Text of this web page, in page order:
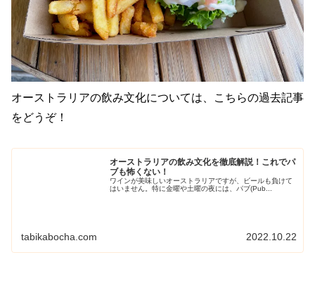
オーストラリアの飲み文化については、こちらの過去記事
をどうぞ！
オーストラリアの飲み文化を徹底解説！これでパ
ブも怖くない！
ワインが美味しいオーストラリアですが、ビールも負けて
はいません。特に金曜や土曜の夜には、パブ(Pub...
tabikabocha.com 2022.10.22